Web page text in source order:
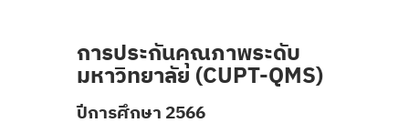
การประกันคุณภาพระดับ
มหาวิทยาลัย (CUPT-QMS)
ปีการศึกษา 2566